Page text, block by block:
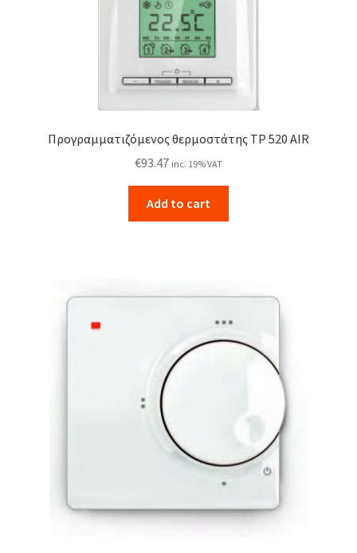
Προγραμματιζόμενος θερμοστάτης TP 520 AIR
€93.47 inc. 19% VAT
Add to cart